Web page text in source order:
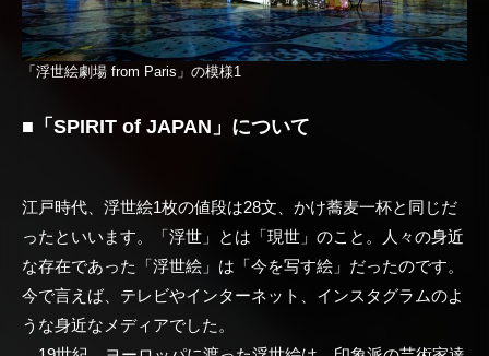
「浮世絵劇場 from Paris」の模様1
■「SPIRIT of JAPAN」について
江戸時代、浮世絵1枚の値段は28文、かけ蕎麦一杯と同じだ
ったといいます。「浮世」とは「現世」のこと。人々の身近
な存在であった「浮世絵」は「今を写す絵」だったのです。
今で言えば、テレビやインターネット、インスタグラムのよ
うな身近なメディアでした。